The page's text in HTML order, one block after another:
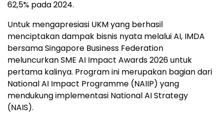
62,5% pada 2024.
Untuk mengapresiasi UKM yang berhasil
menciptakan dampak bisnis nyata melalui AI, IMDA
bersama Singapore Business Federation
meluncurkan SME AI Impact Awards 2026 untuk
pertama kalinya. Program ini merupakan bagian dari
National AI Impact Programme (NAIIP) yang
mendukung implementasi National AI Strategy
(NAIS).